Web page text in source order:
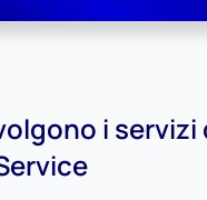
i servizi